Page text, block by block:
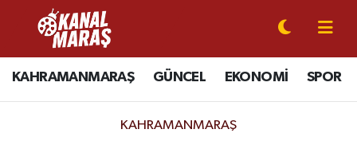
KAHRAMANMARAŞ GÜNCEL EKONOMİ SPOR
KAHRAMANMARAŞ
CANLI YAYIN
KAHRAMANMARAŞ
Kahramanmaraş Nöbetçi Eczaneler
Kahramanmaraş Hava Durumu